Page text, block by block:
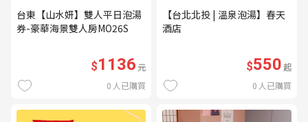
台東【山水妍】雙人平日泡湯
券-豪華海景雙人房MO26S
$1136元
0 人已購買
【台北北投 | 溫泉泡湯】春天
酒店
$550起
0 人已購買